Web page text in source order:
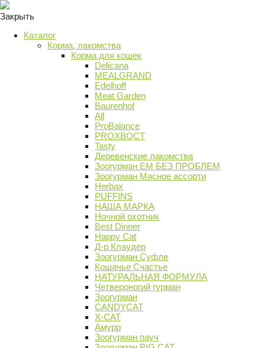
Закрыть
Каталог
Корма, лакомства
Корма для кошек
Delicana
MEALGRAND
Edelhoff
Meat Garden
Baurenhof
All
ProBalance
PROХВОСТ
Tasty
Деревенские лакомства
Зоогурман ЕМ БЕЗ ПРОБЛЕМ
Зоогурман Мясное ассорти
Herbax
PUFFINS
НАША МАРКА
Ночной охотник
Best Dinner
Happy Cat
Д-р Клаудер
Зоогурман Суфле
Кошачье Счастье
НАТУРАЛЬНАЯ ФОРМУЛА
Четвероногий гурман
Зоогурман
CANDYCAT
X-CAT
Амурр
Зоогурман пауч